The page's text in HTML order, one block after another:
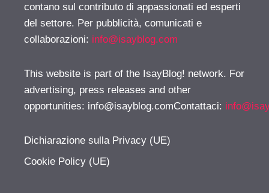
contano sul contributo di appassionati ed esperti
del settore. Per pubblicità, comunicati e
collaborazioni: info@isayblog.com
This website is part of the IsayBlog! network. For
advertising, press releases and other
opportunities: info@isayblog.comContattaci:
Dichiarazione sulla Privacy (UE)
Cookie Policy (UE)